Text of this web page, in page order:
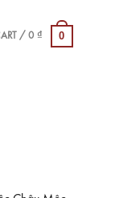
/0 ₫ 0